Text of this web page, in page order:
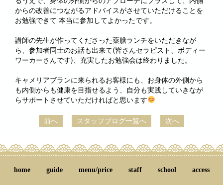
からの改善につながるアドバイスがさせていただけることを
お勉強できて 本当に参加してよかったです。
講師の先生が作ってくださった薬膳ランチをいただきなが
ら、参加者同士のお話も出来て(皆さんセラピスト、ボディー
ワーカーさんです)、充実したお勉強会は終わりました。
キャメリアブランに来られるお客様にも、お身体の外側から
も内側からも健康を目指せるよう、自分も実践していきなが
らサポートさせていただければと思います
前へ スタッフブログ一覧へ 次へ
home guide menu/price staff school access